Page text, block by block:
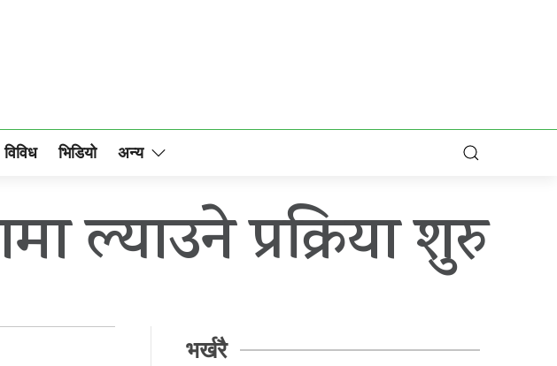
विविध भिडियो अन्य
ल्याउने प्रक्रिया शुरु
भर्खरै